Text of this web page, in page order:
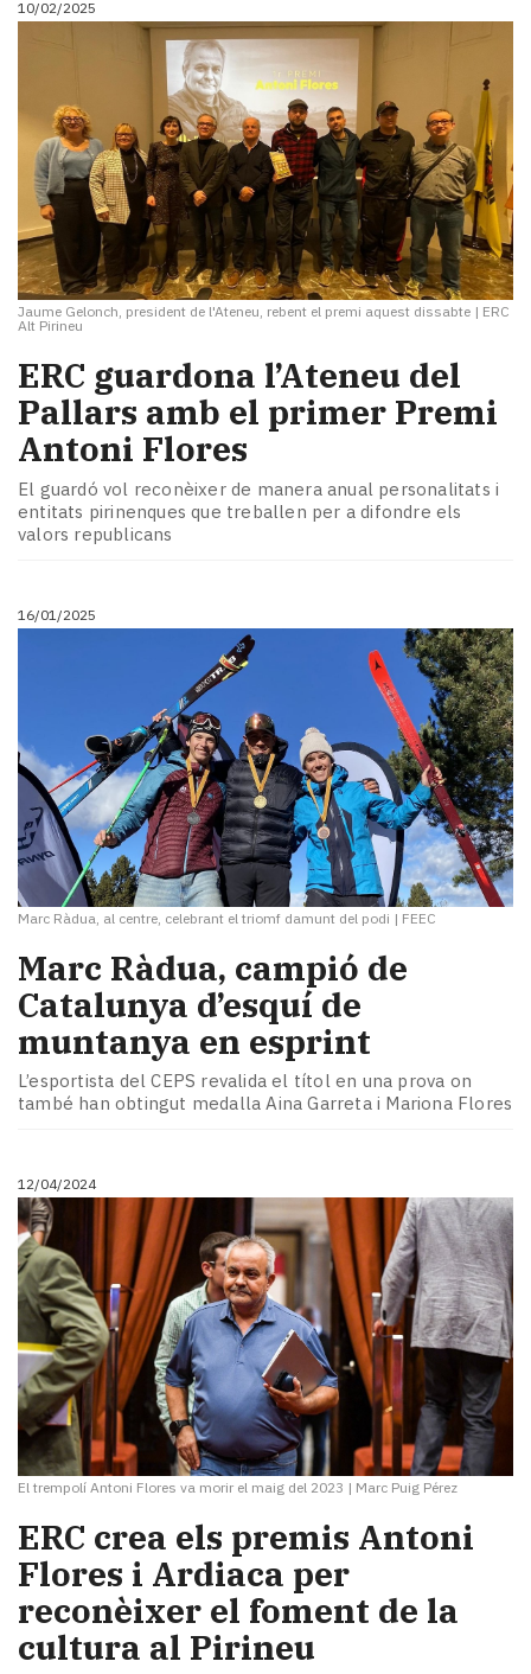
i
Esports
Mai
tant!
TV
i
mitjans
El
temps
Reportatges
Enquestes
A
escena!
Dis
la
teva!
Subscriptors
del
més
llegit...
Editorial
10/02/2025
Jaume Gelonch, president de l'Ateneu, rebent el premi aquest dissabte | ERC
Alt Pirineu
ERC guardona l’Ateneu del
Pallars amb el primer Premi
Antoni Flores
El guardó vol reconèixer de manera anual personalitats i
entitats pirinenques que treballen per a difondre els
valors republicans
16/01/2025
Marc Ràdua, al centre, celebrant el triomf damunt del podi | FEEC
​Marc Ràdua, campió de
Catalunya d’esquí de
muntanya en esprint
L’esportista del CEPS revalida el títol en una prova on
també han obtingut medalla Aina Garreta i Mariona Flores
12/04/2024
El trempolí Antoni Flores va morir el maig del 2023 | Marc Puig Pérez
ERC crea els premis Antoni
Flores i Ardiaca per
reconèixer el foment de la
cultura al Pirineu